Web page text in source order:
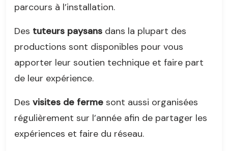
parcours à l’installation.
Des tuteurs paysans dans la plupart des
productions sont disponibles pour vous
apporter leur soutien technique et faire part
de leur expérience.
Des visites de ferme sont aussi organisées
régulièrement sur l’année afin de partager les
expériences et faire du réseau.